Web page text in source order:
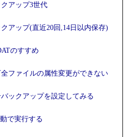
アップ3世代
アップ(直近20回,14日以内保存)
のすすめ
ファイルの属性変更ができない
ックアップを設定してみる
で実行する